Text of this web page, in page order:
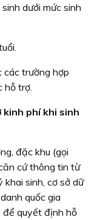
dưới mức sinh
các trường hợp
hỗ trợ.
phí khi sinh
đặc khu (gọi
cứ thông tin từ
sinh, cơ sở dữ
quốc gia
để quyết định hỗ